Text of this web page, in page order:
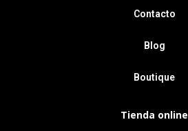
Contacto
Blog
Boutique
Tienda online